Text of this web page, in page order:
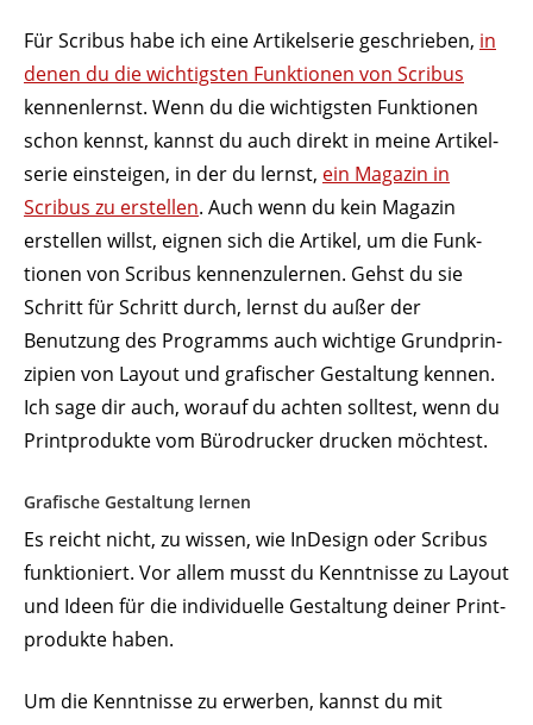
Für Scribus habe ich eine Arti­kel­serie geschrieben, in
denen du die wich­tigsten Funk­tionen von Scribus
kennen­lernst. Wenn du die wich­tigsten Funk­tionen
schon kennst, kannst du auch direkt in meine Arti­kel­
serie einsteigen, in der du lernst, ein Magazin in
Scribus zu erstellen. Auch wenn du kein Magazin
erstellen willst, eignen sich die Artikel, um die Funk­
tionen von Scribus kennen­zu­lernen. Gehst du sie
Schritt für Schritt durch, lernst du außer der
Benutzung des Programms auch wichtige Grund­prin­
zipien von Layout und grafi­scher Gestaltung kennen.
Ich sage dir auch, worauf du achten solltest, wenn du
Print­pro­dukte vom Büro­drucker drucken möchtest.
Grafische Gestaltung lernen
Es reicht nicht, zu wissen, wie InDesign oder Scribus
funk­tio­niert. Vor allem musst du Kennt­nisse zu Layout
und Ideen für die indi­vi­duelle Gestaltung deiner Print­
pro­dukte haben.
Um die Kennt­nisse zu erwerben, kannst du mit